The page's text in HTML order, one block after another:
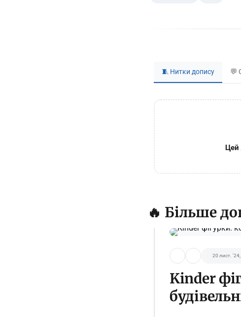
🧵 Нитки допису 💬
Цей
🔥 Більше
20 лист. '24,
Kinder